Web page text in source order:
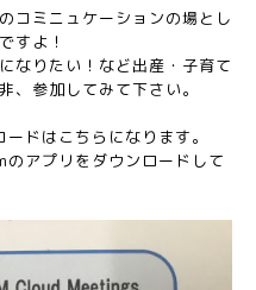
コミニュケーションの場とし
すよ！
なりたい！など出産・子育て
、参加してみて下さい。
ちらになります。
プリをダウンロードして